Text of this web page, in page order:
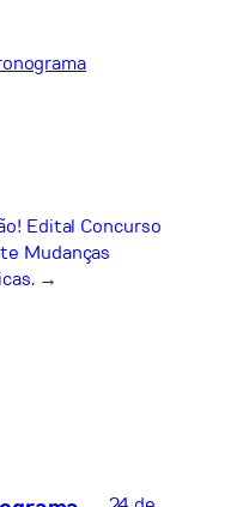
Edital Concurso
Mudanças
→